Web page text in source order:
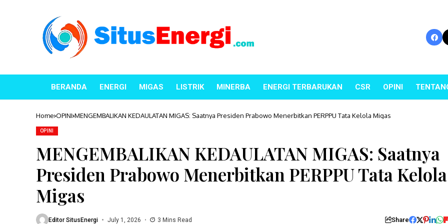
BERANDA ENERGI MIGAS LISTRIK MINERBA ENERGI TERBARUKAN CSR OPINI
Home OPINI MENGEMBALIKAN KEDAULATAN MIGAS: Saatnya Presiden Prabowo Menerbitkan PERPPU Tata Kelola Migas
OPINI
MENGEMBALIKAN KEDAULATAN MIGAS: Saatnya
Presiden Prabowo Menerbitkan PERPPU Tata Kelola
Migas
Editor SitusEnergi July 1, 2026 3 Mins Read Share